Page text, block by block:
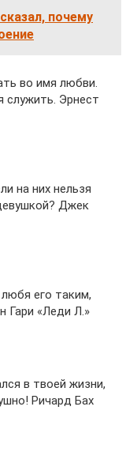
почему
во имя любви.
служить. Эрнест
на них нельзя
Джек
его таким,
Гари «Леди Л.»
в твоей жизни,
Ричард Бах